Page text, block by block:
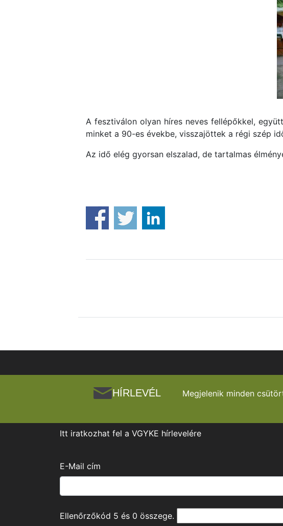
A fesztiválon olyan híres neves fellépőkkel,
minket a 90-es évekbe, visszajöttek a régi szép
Az idő elég gyorsan elszalad, de tartalmas
HÍRLEVÉL Megjelenik minden
Itt iratkozhat fel a VGYKE hírlevelére
E-Mail cím
Ellenőrzőkód 5 és 0 összege.